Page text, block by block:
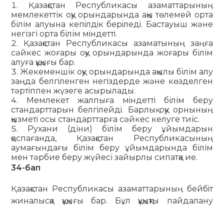
Қазақстан Республикасы азаматтарының
мемлекеттік оқу орындарында ақы төлемей орта
білім алуына кепiлдiк берiледi. Бастауыш және
негізгі орта білім мiндеттi.
Қазақстан Республикасы азаматының заңға
сәйкес жоғары оқу орындарында жоғары білім
алуға құқығы бар.
Жекеменшік оқу орындарында ақылы білім алу
заңда белгiленген негiздерде және көзделген
тәртiппен жүзеге асырылады.
Мемлекет жалпыға мiндеттi білім беру
стандарттарын белгiлейдi. Барлық оқу орнының
қызметi осы стандарттарға сәйкес келуге тиіс.
Рухани (діни) білім беру ұйымдарын
қоспағанда, Қазақстан Республикасының
аумағындағы білім беру ұйым­дарында білім
мен тәрбие беру жүйесі зайырлы сипатқа ие.
34-бап
Қазақстан Республикасы азаматтарының бейбiт
жиналысқа құқығы бар. Бұл құқықты пайдалану